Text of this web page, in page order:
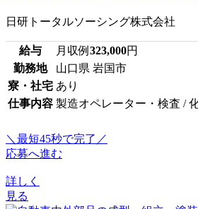
日研トータルソーシング株式会社
給与 月収例 323,000円
勤務地
山口県 岩国市
寮・社宅 あり
仕事内容 製造オペレーター・検査 /
＼最短45秒で完了／
応募へ進む
詳しく
見る